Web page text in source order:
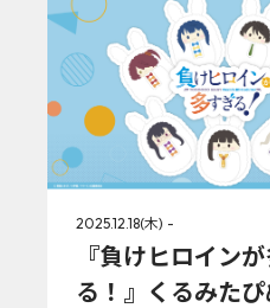
2025.12.18(木) -
『負けヒロイン
る！』くるみた